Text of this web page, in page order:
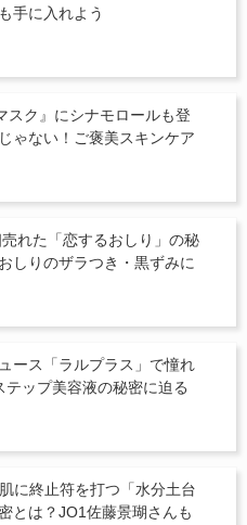
手に入れよう
スク』にシナモロールも登
ゃない！ご褒美スキンケア
れた「恋するおしり」の秘
しりのザラつき・黒ずみに
ース「ラルプラス」で憧れ
テップ美容液の秘密に迫る
に終止符を打つ「水分土台
とは？JO1佐藤景瑚さんも